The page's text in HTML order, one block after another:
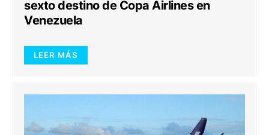
sexto destino de Copa Airlines en
Venezuela
LEER MÁS